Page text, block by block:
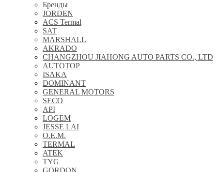
Бренды
JORDEN
ACS Termal
SAT
MARSHALL
AKRADO
CHANGZHOU JIAHONG AUTO PARTS CO., LTD
AUTOTOP
ISAKA
DOMINANT
GENERAL MOTORS
SECO
API
LOGEM
JESSE LAI
O.E.M.
TERMAL
ATEK
TYG
GORDON